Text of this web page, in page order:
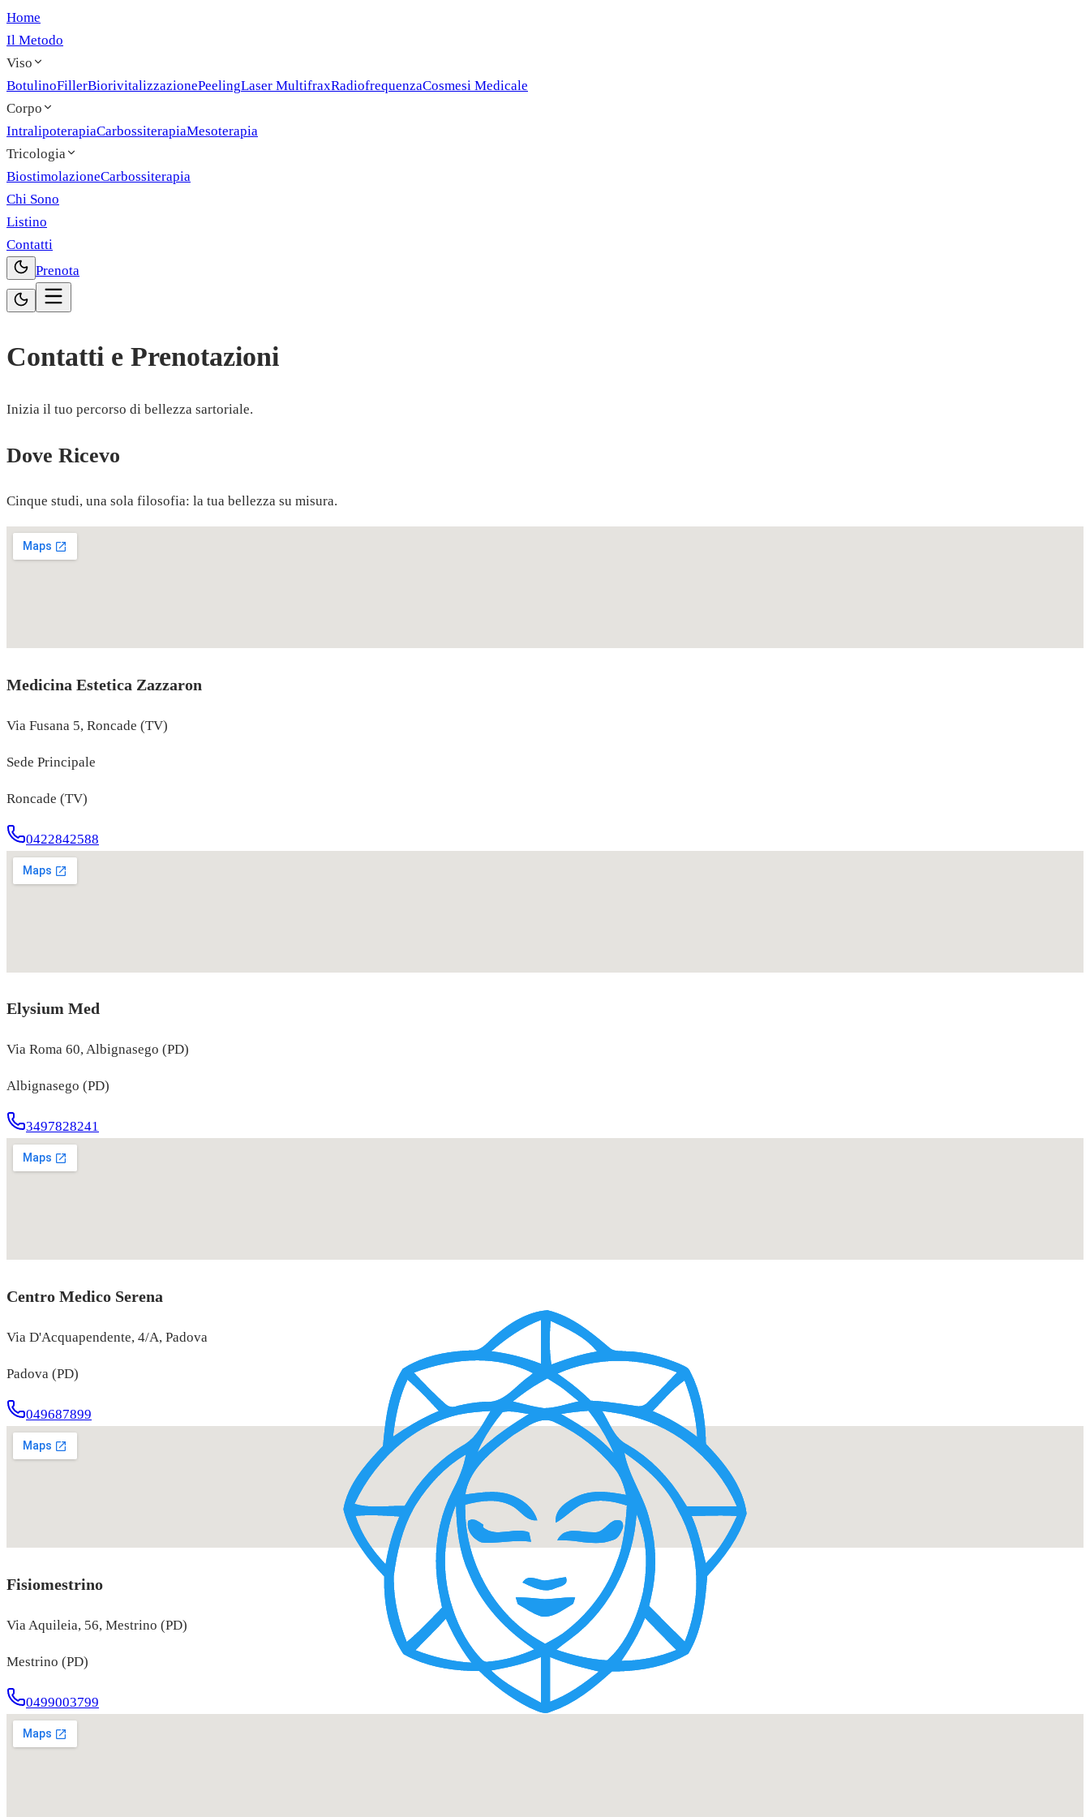
Home
Il Metodo
Viso
BotulinoFillerBiorivitalizzazionePeelingLaser MultifraxRadiofrequenzaCosmesi Medicale
Corpo
IntralipoterapiaCarbossiterapiaMesoterapia
Tricologia
BiostimolazioneCarbossiterapia
Chi Sono
Listino
Contatti
Prenota
Contatti e Prenotazioni
Inizia il tuo percorso di bellezza sartoriale.
Dove Ricevo
Cinque studi, una sola filosofia: la tua bellezza su misura.
Medicina Estetica Zazzaron
Via Fusana 5, Roncade (TV)
Sede Principale
Roncade (TV)
0422842588
Elysium Med
Via Roma 60, Albignasego (PD)
Albignasego (PD)
3497828241
Centro Medico Serena
Via D'Acquapendente, 4/A, Padova
Padova (PD)
049687899
Fisiomestrino
Via Aquileia, 56, Mestrino (PD)
Mestrino (PD)
0499003799